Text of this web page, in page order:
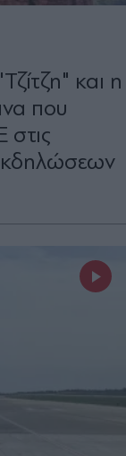
και η
που
στις